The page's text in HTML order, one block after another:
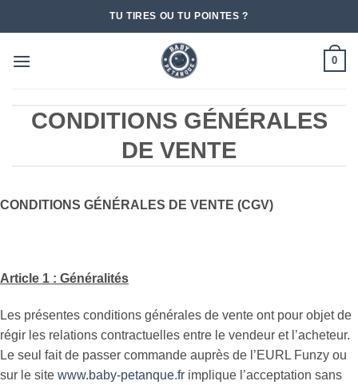
TU TIRES OU TU POINTES ?
0
CONDITIONS GÉNÉRALES
DE VENTE
CONDITIONS GÉNÉRALES DE VENTE (CGV)
Article 1 : Généralités
Les présentes conditions générales de vente ont pour objet de
régir les relations contractuelles entre le vendeur et l’acheteur.
Le seul fait de passer commande auprès de l’EURL Funzy ou
sur le site www.baby-petanque.fr implique l’acceptation sans